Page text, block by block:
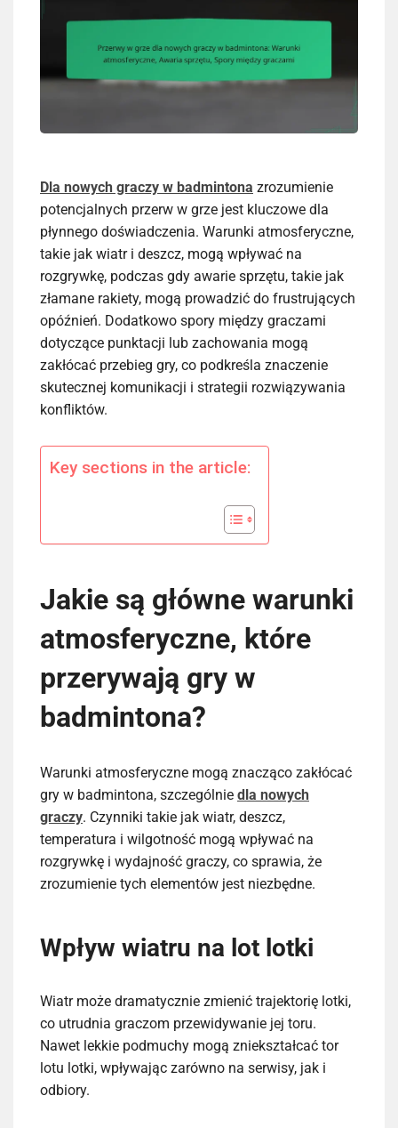
Dla nowych graczy w badmintona zrozumienie
potencjalnych przerw w grze jest kluczowe dla
płynnego doświadczenia. Warunki atmosferyczne,
takie jak wiatr i deszcz, mogą wpływać na
rozgrywkę, podczas gdy awarie sprzętu, takie jak
złamane rakiety, mogą prowadzić do frustrujących
opóźnień. Dodatkowo spory między graczami
dotyczące punktacji lub zachowania mogą
zakłócać przebieg gry, co podkreśla znaczenie
skutecznej komunikacji i strategii rozwiązywania
konfliktów.
Key sections in the article:
Jakie są główne warunki
atmosferyczne, które
przerywają gry w
badmintona?
Warunki atmosferyczne mogą znacząco zakłócać
gry w badmintona, szczególnie dla nowych
graczy. Czynniki takie jak wiatr, deszcz,
temperatura i wilgotność mogą wpływać na
rozgrywkę i wydajność graczy, co sprawia, że
zrozumienie tych elementów jest niezbędne.
Wpływ wiatru na lot lotki
Wiatr może dramatycznie zmienić trajektorię lotki,
co utrudnia graczom przewidywanie jej toru.
Nawet lekkie podmuchy mogą zniekształcać tor
lotu lotki, wpływając zarówno na serwisy, jak i
odbiory.